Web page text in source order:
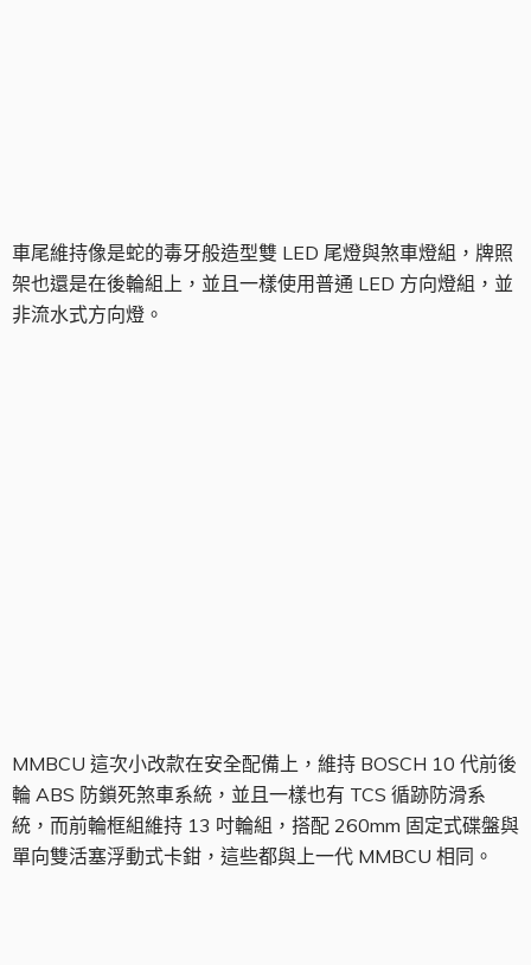
車尾維持像是蛇的毒牙般造型雙 LED 尾燈與煞車燈組，牌照
架也還是在後輪組上，並且一樣使用普通 LED 方向燈組，並
非流水式方向燈。
MMBCU 這次小改款在安全配備上，維持 BOSCH 10 代前後
輪 ABS 防鎖死煞車系統，並且一樣也有 TCS 循跡防滑系
統，而前輪框組維持 13 吋輪組，搭配 260mm 固定式碟盤與
單向雙活塞浮動式卡鉗，這些都與上一代 MMBCU 相同。